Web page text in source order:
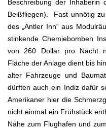
Beschreibung der Inhaberin
Beißfliegen). Fast unnötig
des „Antler Inn“ aus
stinkende Chemiebomben
von 260 Dollar pro Nacht
Fläche der Anlage dient bis
alter Fahrzeuge und
dürften auch ein Indiz dafür
Amerikaner hier die
nicht einmal ein Frühstück
Nähe zum Flughafen und